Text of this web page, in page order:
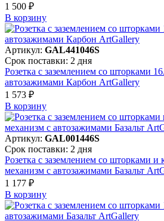
1 500 ₽
В корзинy
Артикул: GAL441046S
Срок поставки: 2 дня
Розетка с заземлением со шторками
автозажимами Карбон ArtGallery
1 573 ₽
В корзинy
Артикул: GAL001446S
Срок поставки: 2 дня
Розетка с заземлением со шторками
механизм с автозажимами Базальт
1 177 ₽
В корзинy